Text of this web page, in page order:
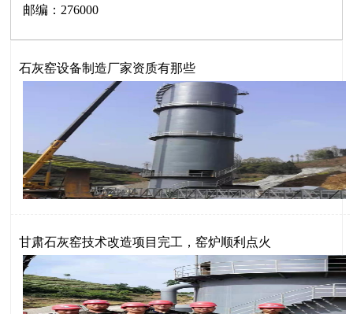
邮编：276000
石灰窑设备制造厂家资质有那些
甘肃石灰窑技术改造项目完工，窑炉顺利点火